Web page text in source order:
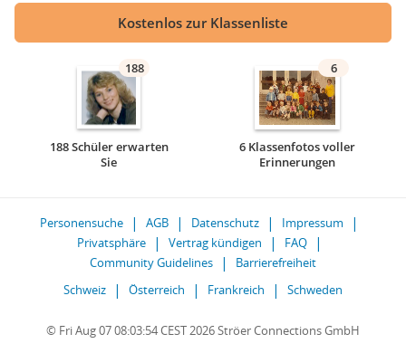
Kostenlos zur Klassenliste
188
188 Schüler erwarten
Sie
6
6 Klassenfotos voller
Erinnerungen
Personensuche AGB Datenschutz
Impressum
Privatsphäre
Vertrag kündigen
FAQ
Community Guidelines
Barrierefreiheit
Schweiz
Österreich Frankreich Schweden
© Fri Aug 07 08:03:54 CEST 2026 Ströer Connections GmbH